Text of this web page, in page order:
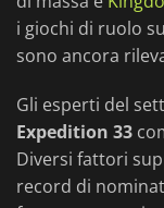
i giochi di ruolo
sono ancora
Gli esperti del
Expedition 33
Diversi fattori
record di